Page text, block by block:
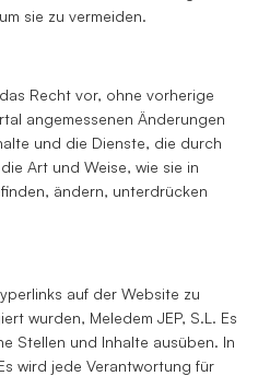
sie zu vermeiden.
Recht vor, ohne vorherige
angemessenen Änderungen
und die Dienste, die durch
Art und Weise, wie sie in
ändern, unterdrücken
auf der Website zu
wurden, Meledem JEP, S.L. Es
Stellen und Inhalte ausüben. In
wird jede Verantwortung für